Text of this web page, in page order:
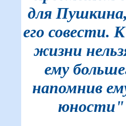
для
его совести.
жизни
ему
напомнив